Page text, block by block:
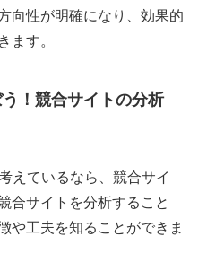
向性が明確になり、効果的
ます。
！競合サイトの分析
えているなら、競合サイ
合サイトを分析すること
や工夫を知ることができま